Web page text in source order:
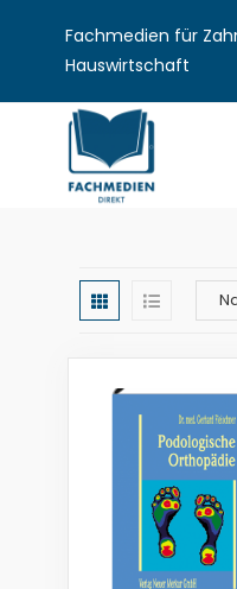
Fachmedien für
Hauswirtschaft